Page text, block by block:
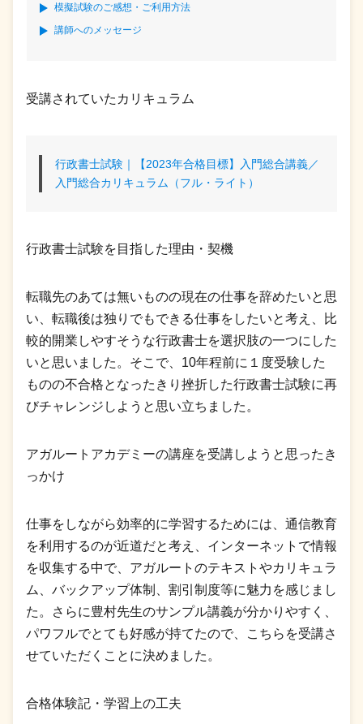
模擬試験のご感想・ご利用方法
講師へのメッセージ
受講されていたカリキュラム
行政書士試験｜【2023年合格目標】入門総合講義／
入門総合カリキュラム（フル・ライト）
行政書士試験を目指した理由・契機
転職先のあては無いものの現在の仕事を辞めたいと思
い、転職後は独りでもできる仕事をしたいと考え、比
較的開業しやすそうな行政書士を選択肢の一つにした
いと思いました。そこで、10年程前に１度受験した
ものの不合格となったきり挫折した行政書士試験に再
びチャレンジしようと思い立ちました。
アガルートアカデミーの講座を受講しようと思ったき
っかけ
仕事をしながら効率的に学習するためには、通信教育
を利用するのが近道だと考え、インターネットで情報
を収集する中で、アガルートのテキストやカリキュラ
ム、バックアップ体制、割引制度等に魅力を感じまし
た。さらに豊村先生のサンプル講義が分かりやすく、
パワフルでとても好感が持てたので、こちらを受講さ
せていただくことに決めました。
合格体験記・学習上の工夫